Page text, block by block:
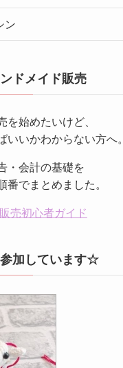
ン
ドメイド販売
を始めたいけど、
いいかわからない方へ。
・会計の基礎を
番でまとめました。
売初心者ガイド
加しています☆